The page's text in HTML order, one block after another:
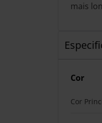
mais
Cor
Cor